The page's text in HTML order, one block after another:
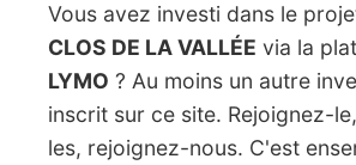
Vous avez investi dans le
CLOS DE LA VALLÉE via la
LYMO ? Au moins un autre
inscrit sur ce site. Rejoignez-
les, rejoignez-nous. C'est